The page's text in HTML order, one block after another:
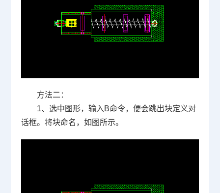
方法二：
1、选中图形，输入B命令，便会跳出块定义对
话框。将块命名，如图所示。